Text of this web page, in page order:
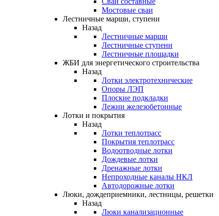
Мостовые сваи
Лестничные марши, ступени
Назад
Лестничные марши
Лестничные ступени
Лестничные площадки
ЖБИ для энергетического строительства
Назад
Лотки электротехнические
Опоры ЛЭП
Плоские подкладки
Лежни железобетонные
Лотки и покрытия
Назад
Лотки теплотрасс
Покрытия теплотрасс
Водоотводные лотки
Дождевые лотки
Дренажные лотки
Непроходные каналы НКЛ
Автодорожные лотки
Люки, дождеприемники, лестницы, решетки
Назад
Люки канализационные